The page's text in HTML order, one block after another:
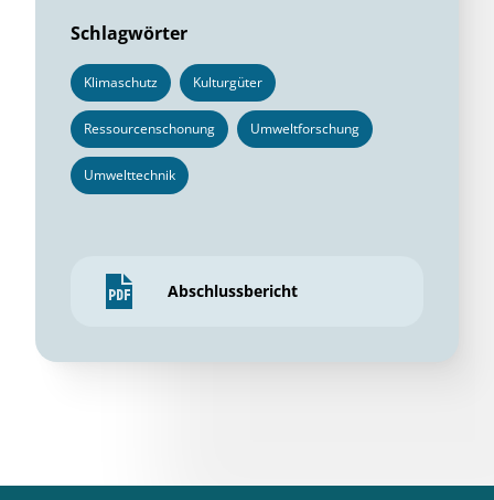
Schlagwörter
Klimaschutz Kulturgüter
Ressourcenschonung Umweltforschung
Umwelttechnik
Abschlussbericht